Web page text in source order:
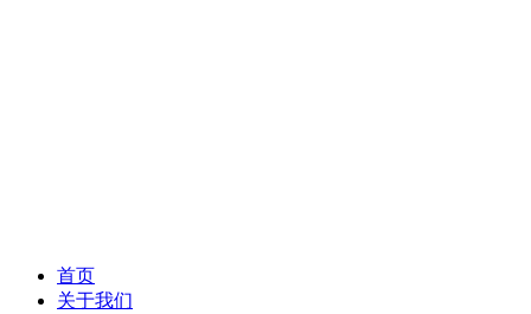
首页
关于我们